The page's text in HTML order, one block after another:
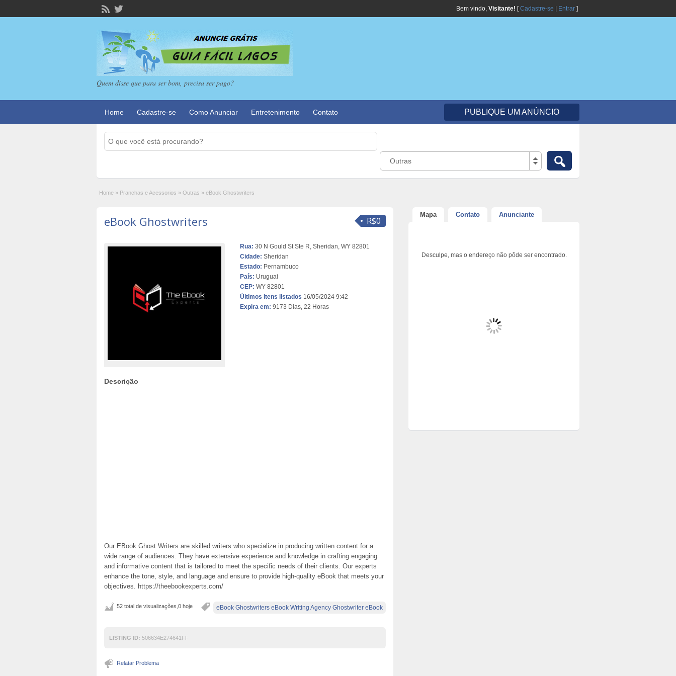
Bem vindo, Visitante! [Cadastre-se Entrar ]
Quem disse que para ser bom, precisa ser pago?
Home Cadastre-se Como Anunciar Entretenimento Contato PUBLIQUE UM ANÚNCIO
Outras
Home » Pranchas e Acessorios » Outras » eBook Ghostwriters
R$0
eBook Ghostwriters
Rua: 30 N Gould St Ste R, Sheridan, WY 82801
Cidade: Sheridan
Estado: Pernambuco
País: Uruguai
CEP: WY 82801
Últimos itens listados 16/05/2024 9:42
Expira em: 9173 Dias, 22 Horas
Descrição
Our EBook Ghost Writers are skilled writers who specialize in producing written content for a
wide range of audiences. They have extensive experience and knowledge in crafting engaging
and informative content that is tailored to meet the specific needs of their clients. Our experts
enhance the tone, style, and language and ensure to provide high-quality eBook that meets your
objectives. https://theebookexperts.com/
eBook Ghostwriters eBook Writing Agency Ghostwriter eBook
52 total de visualizações,0 hoje
LISTING ID: 506634E274641FF
Relatar Problema
Mapa Contato Anunciante
Desculpe, mas o endereço não pôde ser encontrado.